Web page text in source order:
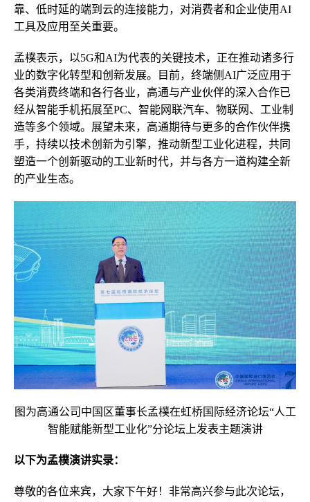
靠、低时延的端到云的连接能力，对消费者和企业使用AI
工具及应用至关重要。
孟樸表示，以5G和AI为代表的关键技术，正在推动诸多行
业的数字化转型和创新发展。目前，终端侧AI广泛应用于
各类消费终端和各行各业，高通与产业伙伴的深入合作已
经从智能手机拓展至PC、智能网联汽车、物联网、工业制
造等多个领域。展望未来，高通期待与更多的合作伙伴携
手，持续以技术创新为引擎，推动新型工业化进程，共同
塑造一个创新驱动的工业新时代，并与各方一道构建全新
的产业生态。
图为高通公司中国区董事长孟樸在虹桥国际经济论坛“人工
智能赋能新型工业化”分论坛上发表主题演讲
以下为孟樸演讲实录：
尊敬的各位来宾，大家下午好！非常高兴参与此次论坛，